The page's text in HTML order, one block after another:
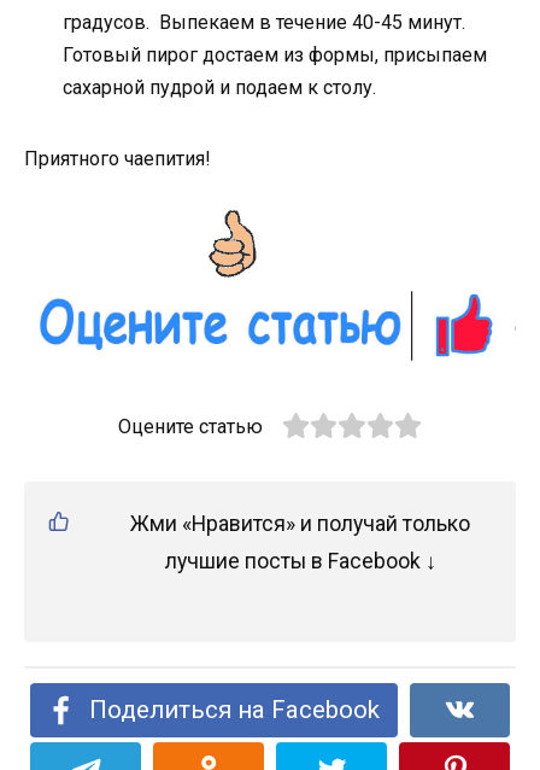
градусов. Выпекаем в течение 40-45 минут.
Готовый пирог достаем из формы, присыпаем
сахарной пудрой и подаем к столу.
Приятного чаепития!
Оцените статью
Жми «Нравится» и получай только
лучшие посты в Facebook ↓
Поделиться на Facebook